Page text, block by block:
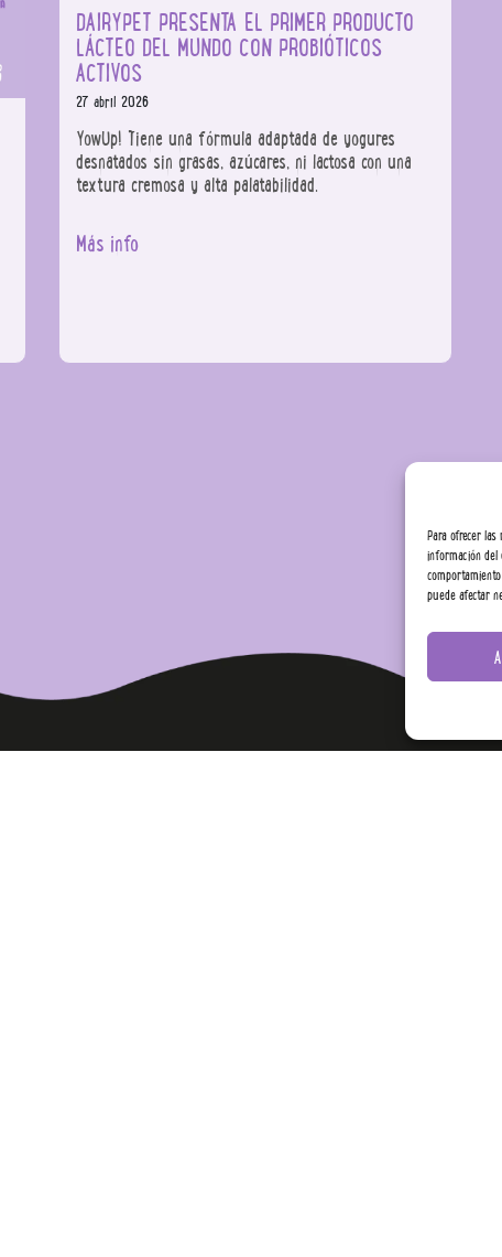
Para ofrecer
información del
puede afectar
DAIRYPET PRESENTA EL PRIMER PRODUCTO
LÁCTEO DEL MUNDO CON PROBIÓTICOS
ACTIVOS
27 abril 2026
YowUp! Tiene una fórmula adaptada de yogures
desnatados sin grasas, azúcares, ni lactosa con una
textura cremosa y alta palatabilidad.
Más info